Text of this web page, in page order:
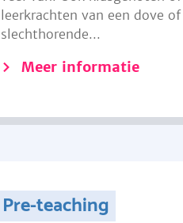
leerkrachten van een dove of
slechthorende...
Meer informatie
Pre-teaching